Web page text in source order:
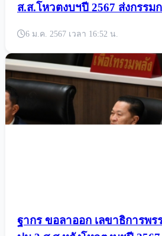
ส.ส.โหวตงบฯปี 2567 ส่งกรรม
6 ม.ค. 2567 เวลา 16:52 น.
ฐากร ขอลาออก เลขาธิการพร